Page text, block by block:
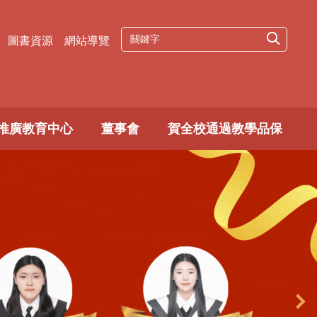
圖書資源 網站導覽
廣教育中心 董事會 賀全校通過教學品保